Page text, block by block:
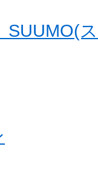
SUUMO(